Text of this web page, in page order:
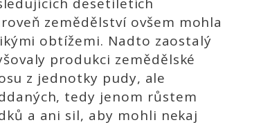
zemědělství ovšem mohla
obtížemi. Nadto zaostalý
produkci zemědělské
z jednotky pudy, ale
tedy jenom růstem
a ani sil, aby mohli nekaj